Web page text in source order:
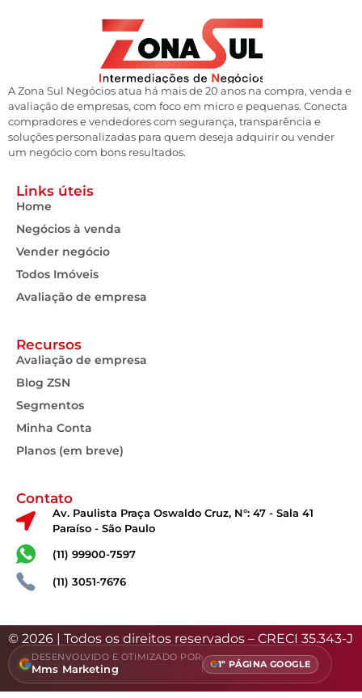
A Zona Sul Negócios atua há mais de 20 anos na compra, venda e
avaliação de empresas, com foco em micro e pequenas. Conecta
compradores e vendedores com segurança, transparência e
soluções personalizadas para quem deseja adquirir ou vender
um negócio com bons resultados.
Links úteis
Home
Negócios à venda
Vender negócio
Todos Imóveis
Avaliação de empresa
Recursos
Avaliação de empresa
Blog ZSN
Segmentos
Minha Conta
Planos (em breve)
Contato
Av. Paulista Praça Oswaldo Cruz, N°: 47 - Sala 41
Paraíso - São Paulo
(11) 99900-7597
(11) 3051-7676
© 2026 | Todos os direitos reservados – CRECI 35.343-J
DESENVOLVIDO E OTIMIZADO POR
Mms Marketing 1º PÁGINA GOOGLE